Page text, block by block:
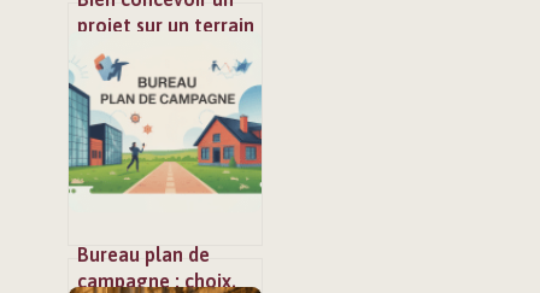
projet sur un terrain
200m2 : prix, plan et
astuces
Bureau plan de
campagne : choix,